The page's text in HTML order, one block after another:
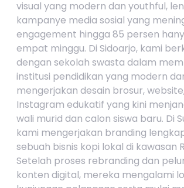
visual yang modern dan youthful,
kampanye media sosial yang
engagement hingga 85 persen
empat minggu. Di Sidoarjo, kami
dengan sekolah swasta dalam
institusi pendidikan yang modern
mengerjakan desain brosur,
Instagram edukatif yang kini
wali murid dan calon siswa baru. Di
kami mengerjakan branding
sebuah bisnis kopi lokal di kawasan
Setelah proses rebranding dan
konten digital, mereka mengalami